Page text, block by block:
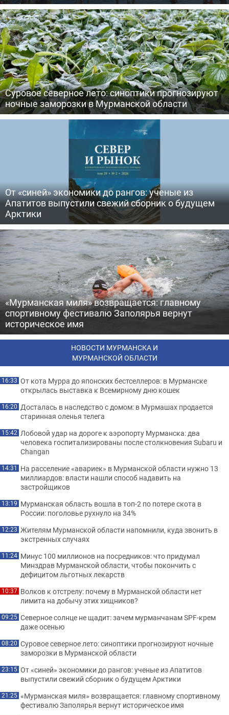
Суровое северное лето: синоптики прогнозируют
ночные заморозки в Мурманской области
От «синей» экономики до рангов: ученые из
Апатитов выпустили свежий сборник о будущем
Арктики
«Мурманская миля» возвращается: главному
спортивному фестивалю Заполярья вернут
историческое имя
НОВОСТИ МУРМАНСКА И
МУРМАНСКОЙ ОБЛАСТИ
16:33 От кота Мурра до японских бестселлеров: в Мурманске
открылась выставка к Всемирному дню кошек
16:20 Досталась в наследство с домом: в Мурмашах продается
старинная оленья телега
15:42 Лобовой удар на дороге к аэропорту Мурманска: два
человека госпитализированы после столкновения Subaru и
Changan
14:31 На расселение «авариек» в Мурманской области нужно 13
миллиардов: власти нашли способ надавить на
застройщиков
13:19 Мурманская область вошла в топ-2 по потере скота в
России: поголовье рухнуло на 34%
12:23 Жителям Мурманской области напомнили, куда звонить в
экстренных случаях
11:24 Минус 100 миллионов на посредников: что придумал
Минздрав Мурманской области, чтобы покончить с
дефицитом льготных лекарств
10:37 Волков к отстрелу: почему в Мурманской области нет
лимита на добычу этих хищников?
09:25 Северное солнце не щадит: зачем мурманчанам SPF-крем
даже осенью
08:20 Суровое северное лето: синоптики прогнозируют ночные
заморозки в Мурманской области
23:15 От «синей» экономики до рангов: ученые из Апатитов
выпустили свежий сборник о будущем Арктики
21:25 «Мурманская миля» возвращается: главному спортивному
фестивалю Заполярья вернут историческое имя